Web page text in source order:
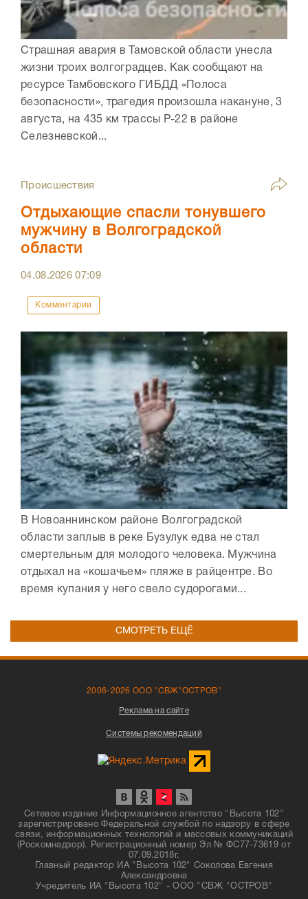
Страшная авария в Тамовской области унесла
жизни троих волгоградцев. Как сообщают на
ресурсе Тамбовского ГИБДД «Полоса
безопасности», трагедия произошла накануне, 3
августа, на 435 км трассы Р-22 в районе
Селезневской...
Происшествия
Отдыхающие спасли тонувшего
мужчину в Волгоградской
области
04.08.202607:09
Комментарии
В Новоаннинском районе Волгоградской
области заплыв в реке Бузулук едва не стал
смертельным для молодого человека. Мужчина
отдыхал на «кошачьем» пляже в райцентре. Во
время купания у него свело судорогами...
СМОТРЕТЬ ЕЩЁ
2006-2026 ООО "СВЖ"ОСТРОВ"
Реклама на сайте
Системы рекомендаций
Сетевое издание Информационное агентство "Высота 102"
зарегистрировано Федеральной службой по надзору в сфере
связи, информационных технологий и массовых коммуникаций
(Роскомнадзор). Регистрационный номер Эл № ФС77-73619 от
07.09.2018г.
Главный редактор ИА "Высота 102" Соколова Евгения
Александровна
Учредитель ИА "Высота 102" - ООО "СВЖ "ОСТРОВ"